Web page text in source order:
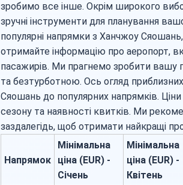
зробимо все інше. Окрім широкого
зручні інструменти для планування
популярні напрямки з Ханчжоу
отримайте інформацію про аеропорт,
пасажирів. Ми прагнемо зробити
та безтурботною. Ось огляд
Сяошань до популярних напрямків.
сезону та наявності квитків. Ми
заздалегідь, щоб отримати найкращі
Напрямок
Мінімальна
ціна (EUR) -
Січень
Мінімальна
ціна (EUR) -
Квітень